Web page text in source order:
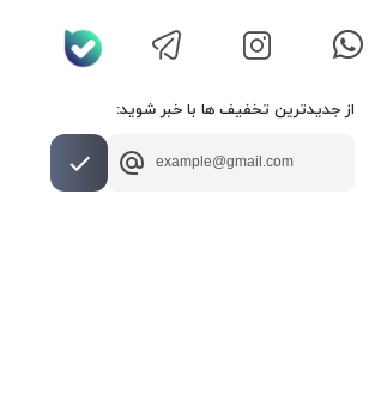
از جدیدترین تخفیف ها با خبر شوید: